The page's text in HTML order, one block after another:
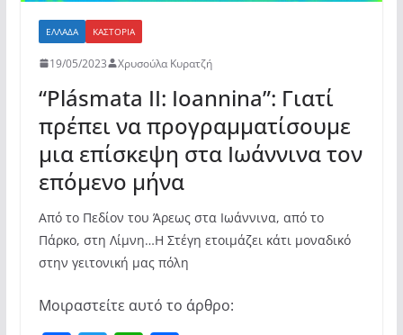
ΕΛΛΆΔΑ ΚΑΣΤΟΡΙΆ
19/05/2023 Χρυσούλα Κυρατζή
“Plásmata ΙΙ: Ioannina”: Γιατί
πρέπει να προγραμματίσουμε
μια επίσκεψη στα Ιωάννινα τον
επόμενο μήνα
Από το Πεδίον του Άρεως στα Ιωάννινα, από το
Πάρκο, στη Λίμνη…Η Στέγη ετοιμάζει κάτι μοναδικό
στην γειτονική μας πόλη
Μοιραστείτε αυτό το άρθρο: